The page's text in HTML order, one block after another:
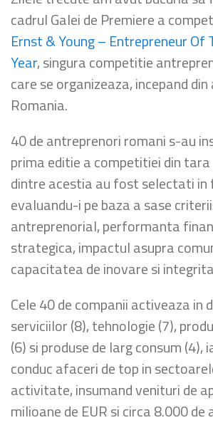
cadrul Galei de Premiere a
Ernst & Young – Entrepreneur Of
Year, singura competitie
care se organizeaza, incepand din
Romania.
40 de antreprenori romani s-au
prima editie a competitiei din
dintre acestia au fost selectati in
evaluandu-i pe baza a sase
antreprenorial, performanta
strategica, impactul asupra
capacitatea de inovare si
Cele 40 de companii activeaza in
serviciilor (8), tehnologie (7),
(6) si produse de larg consum (4),
conduc afaceri de top in
activitate, insumand venituri de
milioane de EUR si circa 8.000 de